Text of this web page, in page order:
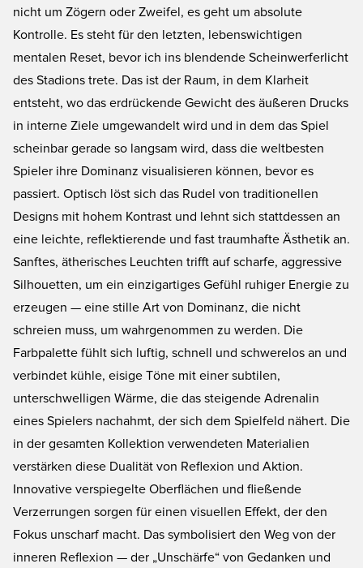
nicht um Zögern oder Zweifel, es geht um absolute
Kontrolle. Es steht für den letzten, lebenswichtigen
mentalen Reset, bevor ich ins blendende Scheinwerferlicht
des Stadions trete. Das ist der Raum, in dem Klarheit
entsteht, wo das erdrückende Gewicht des äußeren Drucks
in interne Ziele umgewandelt wird und in dem das Spiel
scheinbar gerade so langsam wird, dass die weltbesten
Spieler ihre Dominanz visualisieren können, bevor es
passiert. Optisch löst sich das Rudel von traditionellen
Designs mit hohem Kontrast und lehnt sich stattdessen an
eine leichte, reflektierende und fast traumhafte Ästhetik an.
Sanftes, ätherisches Leuchten trifft auf scharfe, aggressive
Silhouetten, um ein einzigartiges Gefühl ruhiger Energie zu
erzeugen — eine stille Art von Dominanz, die nicht
schreien muss, um wahrgenommen zu werden. Die
Farbpalette fühlt sich luftig, schnell und schwerelos an und
verbindet kühle, eisige Töne mit einer subtilen,
unterschwelligen Wärme, die das steigende Adrenalin
eines Spielers nachahmt, der sich dem Spielfeld nähert. Die
in der gesamten Kollektion verwendeten Materialien
verstärken diese Dualität von Reflexion und Aktion.
Innovative verspiegelte Oberflächen und fließende
Verzerrungen sorgen für einen visuellen Effekt, der den
Fokus unscharf macht. Das symbolisiert den Weg von der
inneren Reflexion — der „Unschärfe“ von Gedanken und